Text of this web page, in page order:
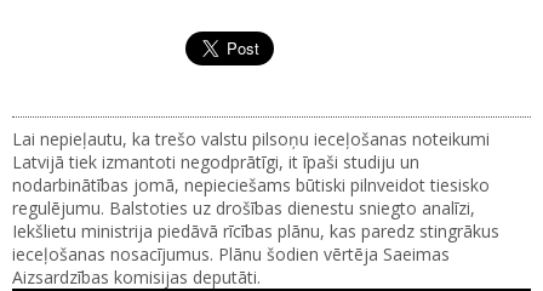
Lai nepieļautu, ka trešo valstu pilsoņu ieceļošanas noteikumi
Latvijā tiek izmantoti negodprātīgi, it īpaši studiju un
nodarbinātības jomā, nepieciešams būtiski pilnveidot tiesisko
regulējumu. Balstoties uz drošības dienestu sniegto analīzi,
Iekšlietu ministrija piedāvā rīcības plānu, kas paredz stingrākus
ieceļošanas nosacījumus. Plānu šodien vērtēja Saeimas
Aizsardzības komisijas deputāti.